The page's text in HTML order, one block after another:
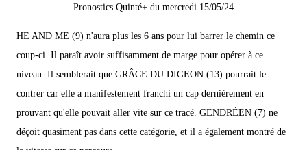
Pronostics Quinté+ du mercredi 15/05/24
HE AND ME (9) n'aura plus les 6 ans pour lui barrer le chemin ce
coup-ci. Il paraît avoir suffisamment de marge pour opérer à ce
niveau. Il semblerait que GRÂCE DU DIGEON (13) pourrait le
contrer car elle a manifestement franchi un cap dernièrement en
prouvant qu'elle pouvait aller vite sur ce tracé. GENDRÉEN (7) ne
déçoit quasiment pas dans cette catégorie, et il a également montré de